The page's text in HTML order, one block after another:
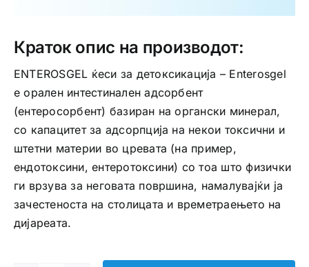
Краток опис на производот:
ENTEROSGEL ќеси за детоксикација – Enterosgel
е орален интестинален адсорбент
(ентеросорбент) базиран на органски минерал,
со капацитет за адсорпција на некои токсични и
штетни материи во цревата (на пример,
ендотоксини, ентеротоксини) со тоа што физички
ги врзува за неговата површина, намалувајќи ја
зачестеноста на столицата и времетраењето на
дијареата.